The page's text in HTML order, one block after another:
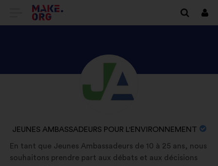
GA
HOMEPAGE
BEKIJK
HET
AMBASSADEURS
NAAM
JEUNES AMBASSADEURS POUR L'ENVIRONNEMENT
Biografie:
En tant que Jeunes Ambassadeurs de 10 à 25 ans, nous
souhaitons prendre part aux débats et aux décisions